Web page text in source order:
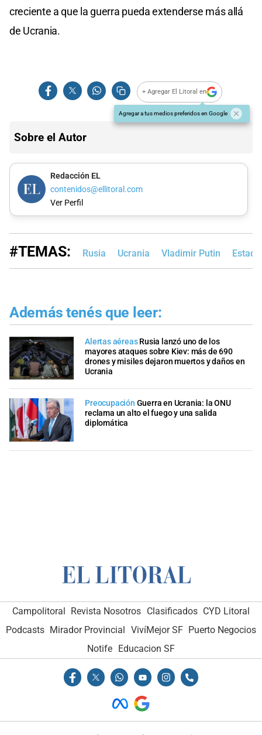
creciente a que la guerra pueda extenderse más allá
de Ucrania.
+ Agregar El Litoral en
Agregar a tus medios preferidos en Google
Sobre el Autor
Redacción EL
contenidos@ellitoral.com
Ver Perfil
#TEMAS: Rusia Ucrania Vladimir Putin
Además tenés que leer:
Alertas aéreas Rusia lanzó uno de los
mayores ataques sobre Kiev: más de 690
drones y misiles dejaron muertos y daños en
Ucrania
Preocupación Guerra en Ucrania: la ONU
reclama un alto el fuego y una salida
diplomática
Campolitoral Revista Nosotros Clasificados CYD Litoral
Podcasts Mirador Provincial VivíMejor SF Puerto Negocios
Notife
Educacion SF